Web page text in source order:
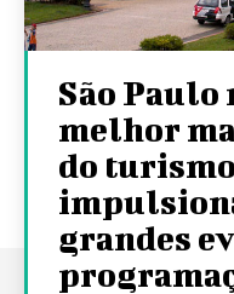
São
melhor
do turismo
grandes